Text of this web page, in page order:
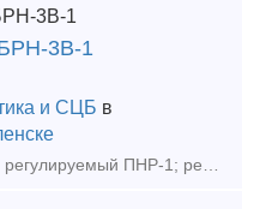
3В-1
и СЦБ в